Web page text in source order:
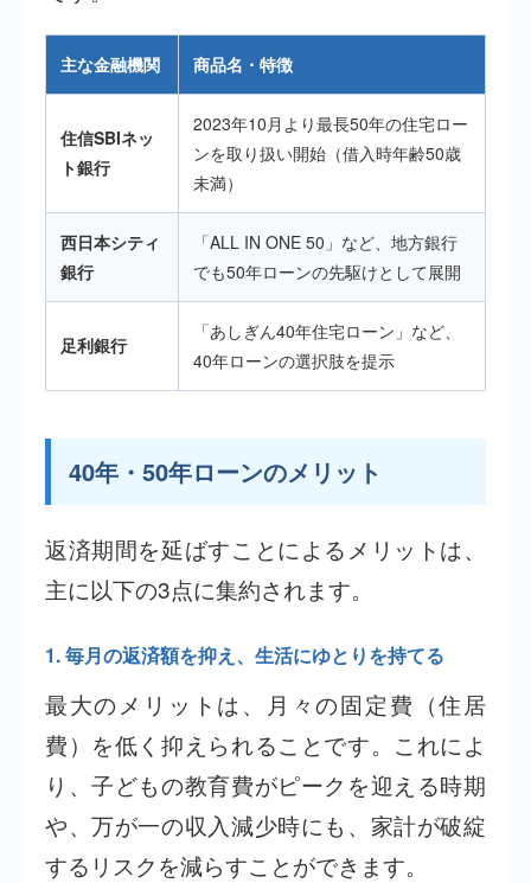
主な金融機関 商品名・特徴
住信SBIネッ
ト銀行
2023年10月より最長50年の住宅ロー
ンを取り扱い開始（借入時年齢50歳
未満）
西日本シティ
銀行
「ALL IN ONE 50」など、地方銀行
でも50年ローンの先駆けとして展開
足利銀行
「あしぎん40年住宅ローン」など、
40年ローンの選択肢を提示
40年・50年ローンのメリット
返済期間を延ばすことによるメリットは、
主に以下の3点に集約されます。
1. 毎月の返済額を抑え、生活にゆとりを持てる
最大のメリットは、月々の固定費（住居
費）を低く抑えられることです。これによ
り、子どもの教育費がピークを迎える時期
や、万が一の収入減少時にも、家計が破綻
するリスクを減らすことができます。